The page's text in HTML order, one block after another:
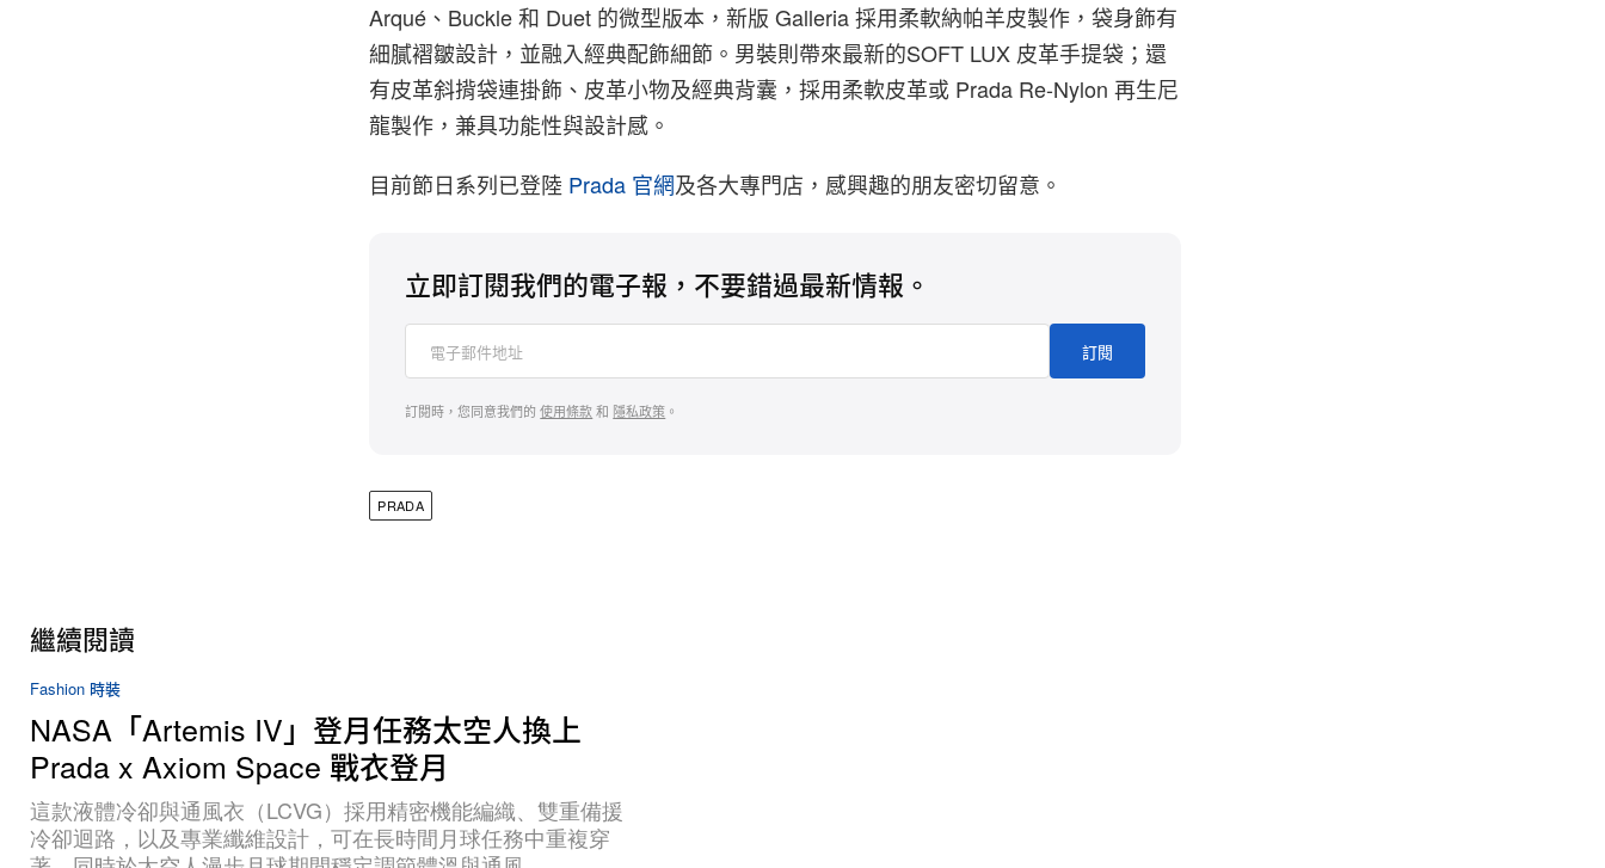
Arqué、Buckle 和 Duet 的微型版本，新版 Galleria 採用柔軟納帕羊皮製作，袋身飾有
細膩褶皺設計，並融入經典配飾細節。男裝則帶來最新的SOFT LUX 皮革手提袋；還
有皮革斜揹袋連掛飾、皮革小物及經典背囊，採用柔軟皮革或 Prada Re-Nylon 再生尼
龍製作，兼具功能性與設計感。
目前節日系列已登陸 Prada 官網及各大專門店，感興趣的朋友密切留意 。
立即訂閱我們的電子報，不要錯過最新情報。
訂閱
訂閱時，您同意我們的使用條款和 隱私政策 。
PRADA
繼續閱讀
Fashion 時裝
NASA「Artemis IV」登月任務太空人換上
Prada x Axiom Space 戰衣登月
這款液體冷卻與通風衣（LCVG）採用精密機能編織、雙重備援
冷卻迴路，以及專業纖維設計，可在長時間月球任務中重複穿